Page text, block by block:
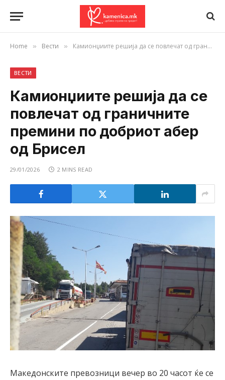
Home » Вести » Камионџиите решија да се повлечат од граничните премини по добриот абер од Брисел
ВЕСТИ
Камионџиите решија да се
повлечат од граничните
премини по добриот абер
од Брисел
29/01/2026 2 MINS READ
Македонските превозници вечер во 20 часот ќе се